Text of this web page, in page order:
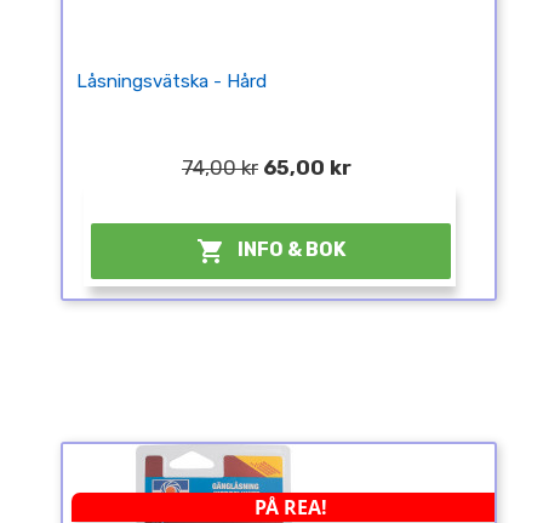
Låsningsvätska - Hård
74,00 kr 65,00 kr
 INFO & BOK
PÅ REA!